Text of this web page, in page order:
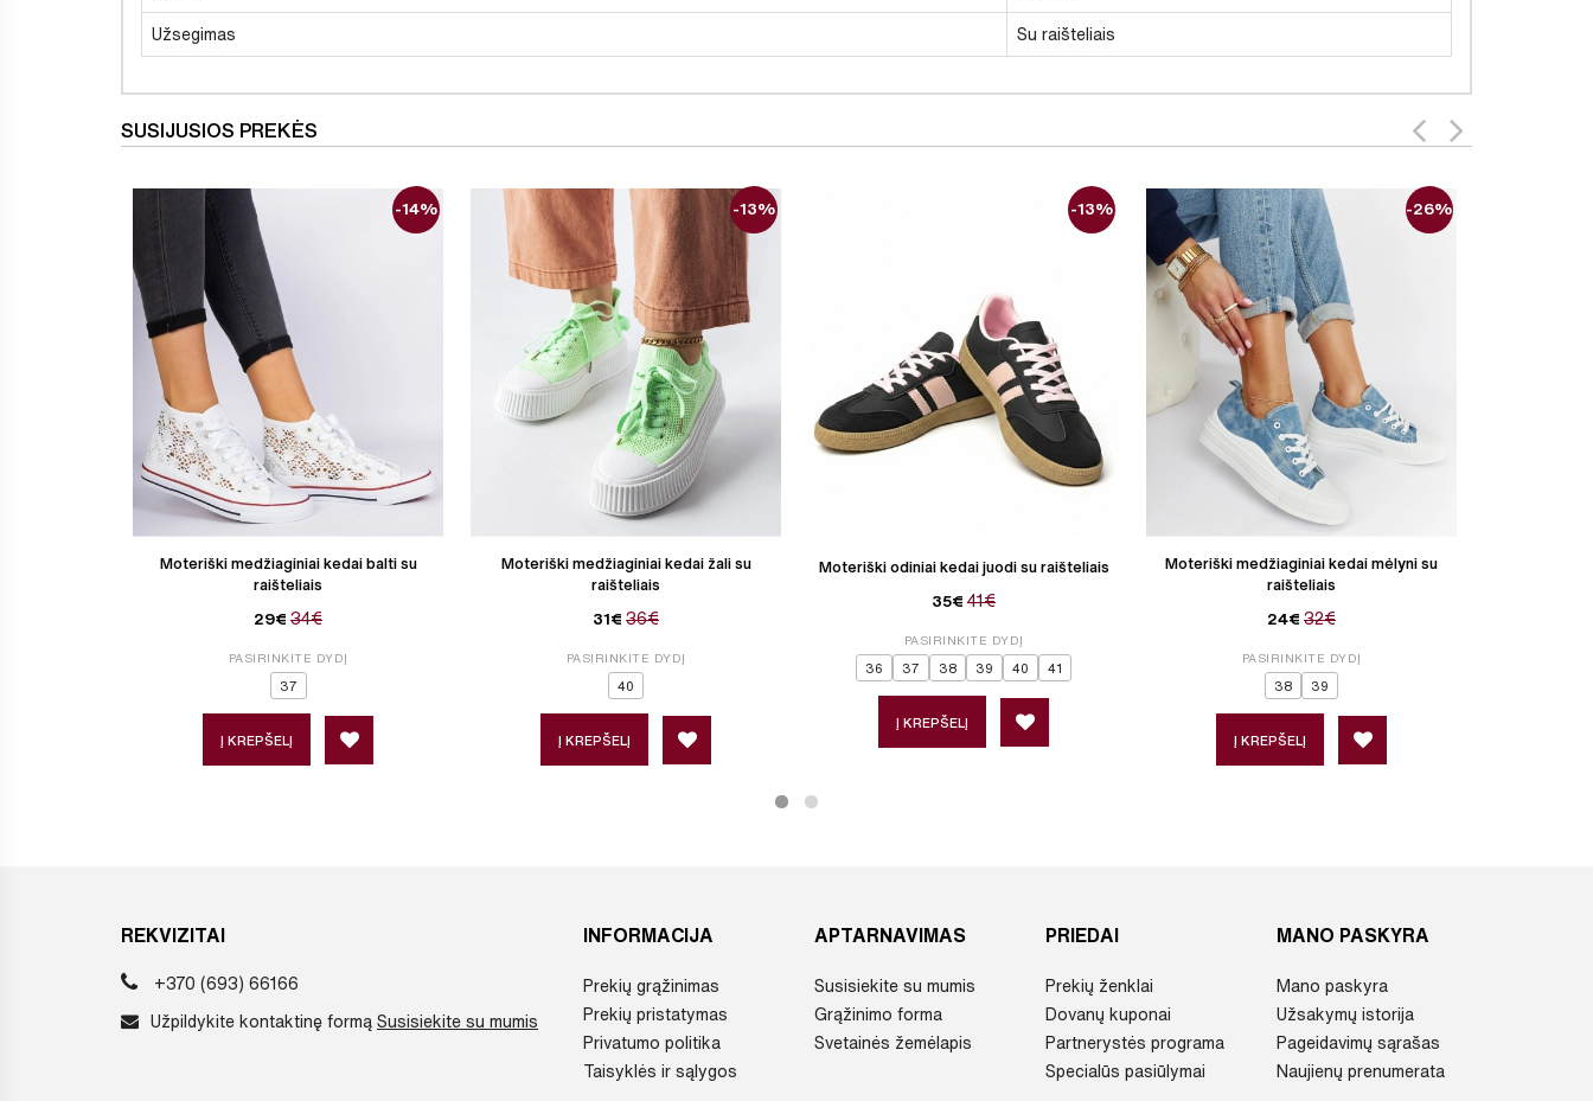
Užsegimas Su raišteliais
SUSIJUSIOS PREKĖS
Moteriški medžiaginiai kedai balti su
raišteliais
29€ 34€
-14%
PASIRINKITE DYDĮ
37
Į KREPŠELĮ
Moteriški medžiaginiai kedai žali su
raišteliais
31€ 36€
-13%
PASIRINKITE DYDĮ
40
Į KREPŠELĮ
Moteriški odiniai kedai juodi su raišteliais
35€ 41€
-13%
PASIRINKITE DYDĮ
36 37 38 39 40 41
Į KREPŠELĮ
Moteriški medžiaginiai kedai mėlyni su
raišteliais
24€ 32€
-26%
PASIRINKITE DYDĮ
38 39
Į KREPŠELĮ
REKVIZITAI
+370 (693) 66166
Užpildykite kontaktinę formą Susisiekite su mumis
INFORMACIJA
Prekių grąžinimas
Prekių pristatymas
Privatumo politika
Taisyklės ir sąlygos
APTARNAVIMAS
Susisiekite su mumis
Grąžinimo forma
Svetainės žemėlapis
PRIEDAI
Prekių ženklai
Dovanų kuponai
Partnerystės programa
Specialūs pasiūlymai
MANO PASKYRA
Mano paskyra
Užsakymų istorija
Pageidavimų sąrašas
Naujienų prenumerata